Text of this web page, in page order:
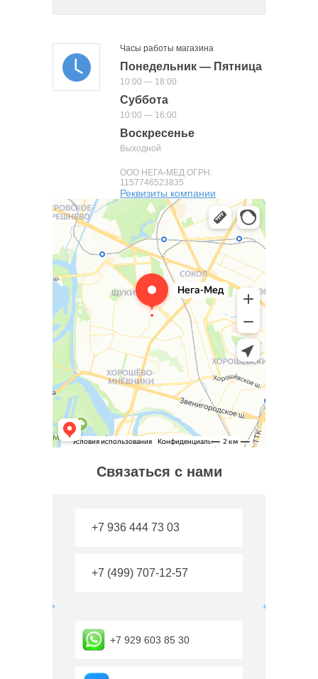
Часы работы магазина
Понедельник — Пятница
10:00 — 18:00
Суббота
10:00 — 16:00
Воскресенье
Выходной
ООО НЕГА-МЕД ОГРН:
1157746523835
Реквизиты компании
Связаться с нами
+7 936 444 73 03
+7 (499) 707-12-57
+7 929 603 85 30